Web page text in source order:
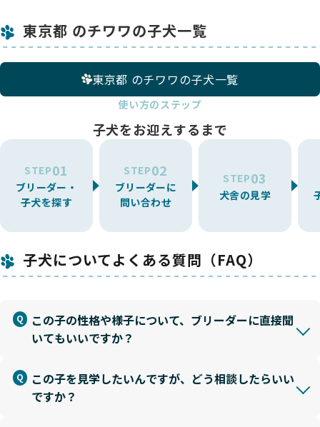
東京都 のチワワの子犬一覧
東京都 のチワワの子犬一覧
使い方のステップ
子犬をお迎えするまで
STEP01
ブリーダー・
子犬を探す
STEP02
ブリーダーに
問い合わせ
STEP03
犬舎の見学
子犬についてよくある質問（FAQ）
この子の性格や様子について、ブリーダーに直接聞
いてもいいですか？
この子を見学したいんですが、どう相談したらいい
ですか？